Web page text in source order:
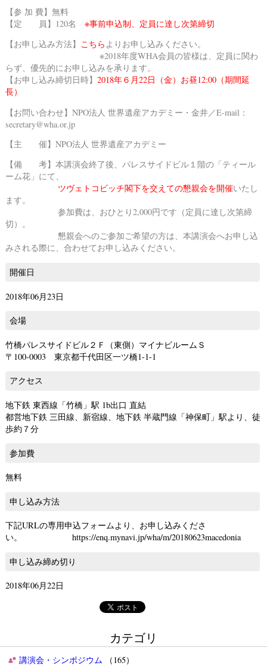
【参 加 費】無料
【定 員】120名 ※事前申込制、定員に達し次第締切
【お申し込み方法】 こちら よりお申し込みください。
※2018年度WHA会員の皆様は、定員に関わ
らず、優先的にお申し込みを承ります。
【お申し込み締切日時】 2018年６月22日（金）お昼12:00（期間延
長）
【お問い合わせ】NPO法人 世界遺産アカデミー・金井／E-mail：
secretary@wha.or.jp
【主 催】NPO法人 世界遺産アカデミー
【備 考】本講演会終了後、パレスサイドビル１階の「ティール
ーム花」にて、
ツヴェトコビッチ閣下を交えての懇親会を開催いたし
ます。
参加費は、おひとり2,000円です（定員に達し次第締
切）。
懇親会へのご参加ご希望の方は、本講演会へお申し込
みされる際に、合わせてお申し込みください。
開催日
2018年06月23日
会場
竹橋パレスサイドビル２Ｆ（東側）マイナビルームＳ
〒100-0003 東京都千代田区一ツ橋1-1-1
アクセス
地下鉄 東西線「竹橋」駅 1b出口 直結
都営地下鉄 三田線、新宿線、地下鉄 半蔵門線「神保町」駅より、徒
歩約７分
参加費
無料
申し込み方法
下記URLの専用申込フォームより、お申し込みくださ
い。 https://enq.mynavi.jp/wha/m/20180623macedonia
申し込み締め切り
2018年06月22日
カテゴリ
講演会・シンポジウム （165）